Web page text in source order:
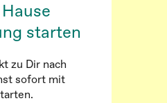
starten
zu Dir nach
sofort mit